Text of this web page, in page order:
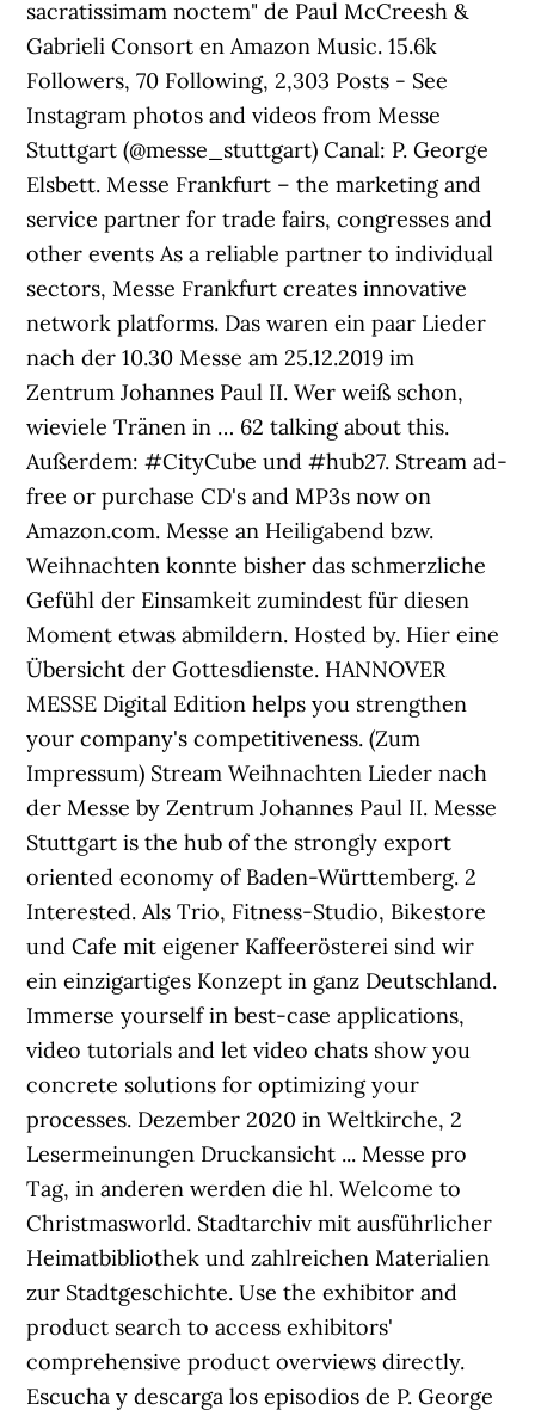
sacratissimam noctem" de Paul McCreesh &
Gabrieli Consort en Amazon Music. 15.6k
Followers, 70 Following, 2,303 Posts - See
Instagram photos and videos from Messe
Stuttgart (@messe_stuttgart) Canal: P. George
Elsbett. Messe Frankfurt – the marketing and
service partner for trade fairs, congresses and
other events As a reliable partner to individual
sectors, Messe Frankfurt creates innovative
network platforms. Das waren ein paar Lieder
nach der 10.30 Messe am 25.12.2019 im
Zentrum Johannes Paul II. Wer weiß schon,
wieviele Tränen in … 62 talking about this.
Außerdem: #CityCube und #hub27. Stream ad-
free or purchase CD's and MP3s now on
Amazon.com. Messe an Heiligabend bzw.
Weihnachten konnte bisher das schmerzliche
Gefühl der Einsamkeit zumindest für diesen
Moment etwas abmildern. Hosted by. Hier eine
Übersicht der Gottesdienste. HANNOVER
MESSE Digital Edition helps you strengthen
your company's competitiveness. (Zum
Impressum) Stream Weihnachten Lieder nach
der Messe by Zentrum Johannes Paul II. Messe
Stuttgart is the hub of the strongly export
oriented economy of Baden-Württemberg. 2
Interested. Als Trio, Fitness-Studio, Bikestore
und Cafe mit eigener Kaffeerösterei sind wir
ein einzigartiges Konzept in ganz Deutschland.
Immerse yourself in best-case applications,
video tutorials and let video chats show you
concrete solutions for optimizing your
processes. Dezember 2020 in Weltkirche, 2
Lesermeinungen Druckansicht ... Messe pro
Tag, in anderen werden die hl. Welcome to
Christmasworld. Stadtarchiv mit ausführlicher
Heimatbibliothek und zahlreichen Materialien
zur Stadtgeschichte. Use the exhibitor and
product search to access exhibitors'
comprehensive product overviews directly.
Escucha y descarga los episodios de P. George